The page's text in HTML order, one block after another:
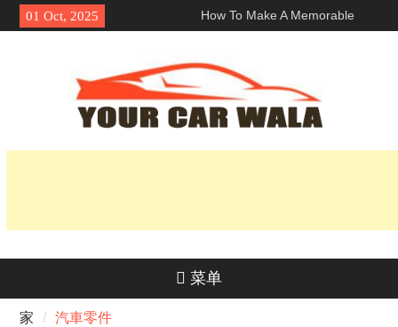
Skip
to
01 Oct, 2025
How To Make A Memorable
First Impression With A 洛杉矶
探索车辆运输服务中的环保选项
揭开它的魅力：为什么本田 Navi
深受骑手欢迎？
菜单
家 汽車零件